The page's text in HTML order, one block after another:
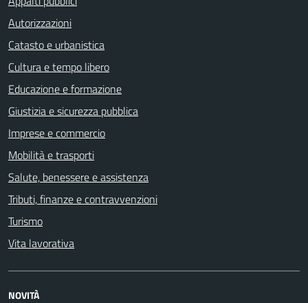
Autorizzazioni
Catasto e urbanistica
Cultura e tempo libero
Educazione e formazione
Giustizia e sicurezza pubblica
Imprese e commercio
Mobilità e trasporti
Salute, benessere e assistenza
Tributi, finanze e contravvenzioni
Turismo
Vita lavorativa
NOVITÀ